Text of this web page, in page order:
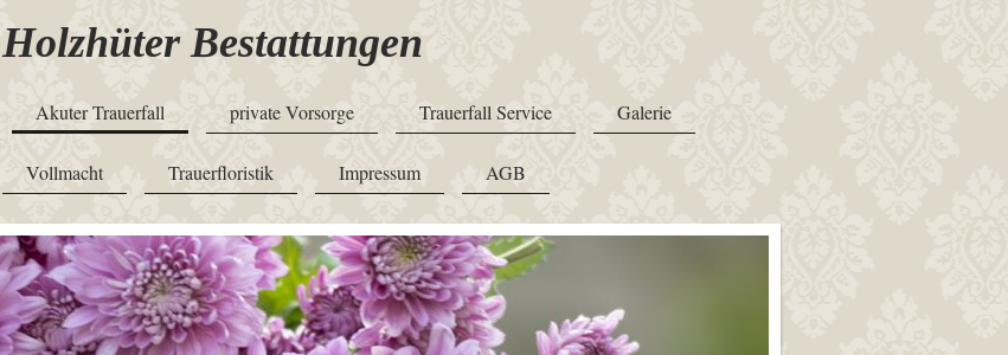
Holzhüter Bestattungen
Akuter Trauerfall private Vorsorge Trauerfall Service Galerie
Vollmacht Trauerfloristik Impressum AGB